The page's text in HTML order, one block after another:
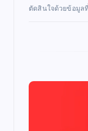
ตัดสินใจด้วยข้อมูล